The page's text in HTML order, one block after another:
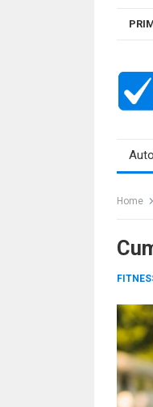
Auto
Home